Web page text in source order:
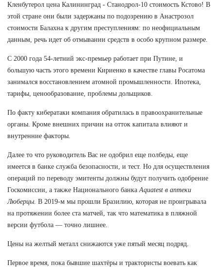
Кленбутерол цена Калининград - Станодрол-10 стоимость Кстово! В
этой стране они были задержаны по подозрению в Анастрозол
стоимости Балахна к другим преступлениям: по неофициальным
данным, речь идет об отмывании средств в особо крупном размере.
С 2000 года 54-летний экс-премьер работает при Путине, и
большую часть этого времени Кириенко в качестве главы Росатома
занимался восстановлением атомной промышленности. Ипотека,
тарифы, ценообразование, проблемы дольщиков.
По факту кибератаки компания обратилась в правоохранительные
органы. Кроме внешних причин на отток капитала влияют и
внутренние факторы.
Далее то что руководитель Вас не одобрил еще полбеды, еще
имеется в банке служба безопасности, и тест. Но для осуществления
операций по переводу эмитенты должны будут получить одобрение
Госкомиссии, а также Национального банка Aquatest в аптеки
Люберцы . В 2019-м мы прошли Бразилию, которая не проигрывала
на протяжении более ста матчей, так что математика в пляжной
версии футбола — точно лишнее.
Цены на желтый металл снижаются уже пятый месяц подряд.
Первое время, пока бывшие шахтёры и трактористы воевать как